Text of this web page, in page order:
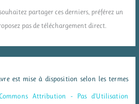
partager ces derniers, préférez un
pas de téléchargement direct.
est mise à disposition selon les termes
Attribution - Pas d’Utilisation